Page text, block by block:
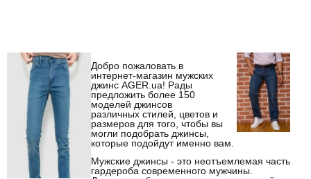
Добро пожаловать в
интернет-магазин мужских
джинс AGER.ua! Рады
предложить более 150
моделей джинсов
различных стилей, цветов и
размеров для того, чтобы вы
могли подобрать джинсы,
которые подойдут именно вам.
Мужские джинсы - это неотъемлемая часть
гардероба современного мужчины.